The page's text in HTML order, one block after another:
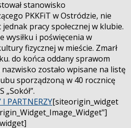
stanowisko
PKKFiT w Ostródzie, nie
pracy społecznej w klubie.
wysiłku i poświęcenia w
fizycznej w mieście. Zmarł
do końca oddany sprawom
zostało wpisane na listę
sporządzoną w 40 rocznicę
„Sokół”.
I PARTNERZY[siteorigin_widget